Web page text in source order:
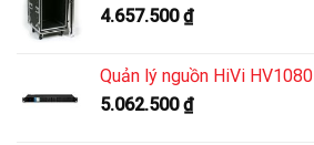
4.657.500₫
Quản lý nguồn HiVi HV1080
5.062.500₫